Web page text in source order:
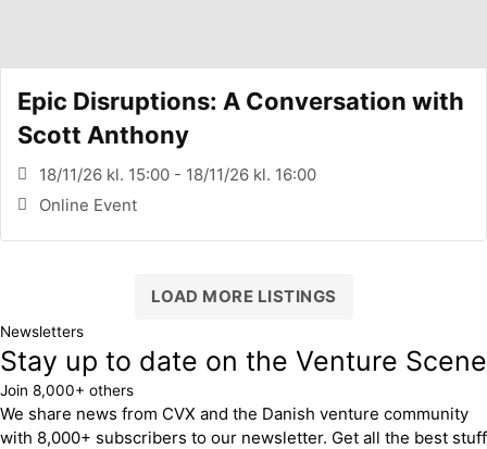
Epic Disruptions: A Conversation with
Scott Anthony
18/11/26 kl. 15:00 - 18/11/26 kl. 16:00
Online Event
LOAD MORE LISTINGS
Newsletters
Stay up to date on the Venture Scene
Join 8,000+ others
We share news from CVX and the Danish venture community
with 8,000+ subscribers to our newsletter. Get all the best stuff